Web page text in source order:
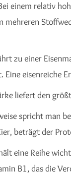
einem relativ
mehreren
zu einer
Eine eisenreiche
liefert den
spricht man
beträgt der
eine Reihe
B1, das die